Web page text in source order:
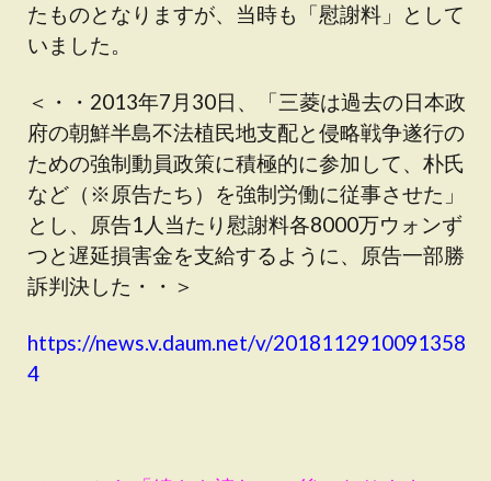
たものとなりますが、当時も「慰謝料」として
いました。
＜・・2013年7月30日、「三菱は過去の日本政
府の朝鮮半島不法植民地支配と侵略戦争遂行の
ための強制動員政策に積極的に参加して、朴氏
など（※原告たち）を強制労働に従事させた」
とし、原告1人当たり慰謝料各8000万ウォンず
つと遅延損害金を支給するように、原告一部勝
訴判決した・・＞
https://news.v.daum.net/v/2018112910091358
4